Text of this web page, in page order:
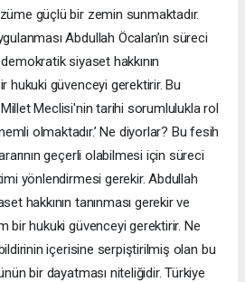
güçlü bir zemin sunmaktadır.
Abdullah Öcalan’ın süreci
siyaset hakkının
hukuki güvenceyi gerektirir. Bu
Meclisi'nin tarihi sorumlulukla rol
olmaktadır.’ Ne diyorlar? Bu fesih
geçerli olabilmesi için süreci
yönlendirmesi gerekir. Abdullah
hakkının tanınması gerekir ve
bir hukuki güvenceyi gerektirir. Ne
içerisine serpiştirilmiş olan bu
bir dayatması niteliğidir. Türkiye